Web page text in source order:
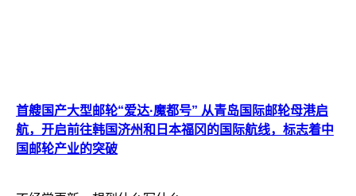
首艘国产大型邮轮“爱达·魔都号” 从青岛国际邮轮母港启
航，开启前往韩国济州和日本福冈的国际航线，标志着中
国邮轮产业的突破